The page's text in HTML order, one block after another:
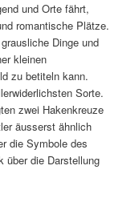
und Orte fährt,
romantische Plätze.
Dinge und
kleinen
zu betiteln kann.
Sorte.
zwei Hakenkreuze
äusserst ähnlich
die Symbole des
über die Darstellung